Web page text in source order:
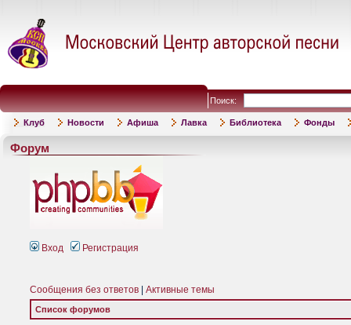
Поиск:
Клуб Новости Афиша Лавка Библиотека Фонды
Форум
Вход Регистрация
Сообщения без ответов Активные темы
Список форумов